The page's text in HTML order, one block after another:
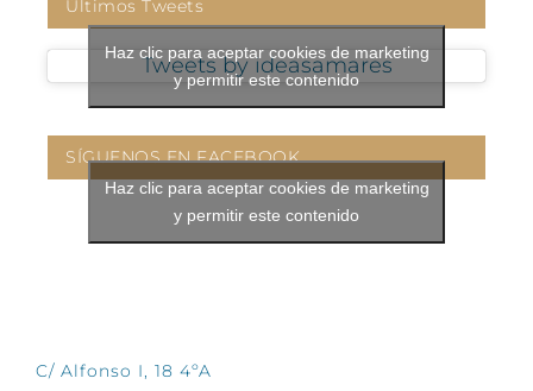
Últimos Tweets
Tweets by ideasamares
Haz clic para aceptar cookies de marketing
y permitir este contenido
SÍGUENOS EN FACEBOOK
Haz clic para aceptar cookies de marketing
y permitir este contenido
C/ Alfonso I, 18 4ºA